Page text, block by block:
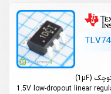
1.5V low-dropout linear